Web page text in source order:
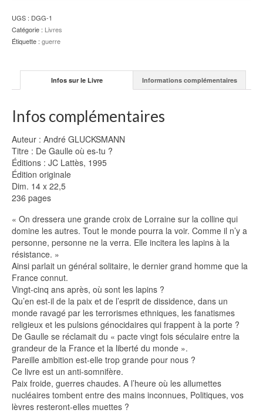
tu
?
-
UGS : DGG-1
Catégorie : Livres
Étiquette : guerre
Infos sur le Livre Informations complémentaires
Infos complémentaires
Auteur : André GLUCKSMANN
Titre : De Gaulle où es-tu ?
Éditions : JC Lattès, 1995
Édition originale
Dim. 14 x 22,5
236 pages
« On dressera une grande croix de Lorraine sur la colline qui
domine les autres. Tout le monde pourra la voir. Comme il n’y a
personne, personne ne la verra. Elle incitera les lapins à la
résistance. »
Ainsi parlait un général solitaire, le dernier grand homme que la
France connut.
Vingt-cinq ans après, où sont les lapins ?
Qu’en est-il de la paix et de l’esprit de dissidence, dans un
monde ravagé par les terrorismes ethniques, les fanatismes
religieux et les pulsions génocidaires qui frappent à la porte ?
De Gaulle se réclamait du « pacte vingt fois séculaire entre la
grandeur de la France et la liberté du monde ».
Pareille ambition est-elle trop grande pour nous ?
Ce livre est un anti-somnifère.
Paix froide, guerres chaudes. A l’heure où les allumettes
nucléaires tombent entre des mains inconnues, Politiques, vos
lèvres resteront-elles muettes ?